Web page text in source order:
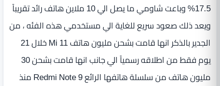
17.5% وباعت شاومي ما يصل الي 10 ملاين هاتف رائد تقريباً
ويعد ذلك صعود سريع للغاية الي مستخدمي هذه الفئه ، من
الجدير بالذكر انها قامت بشحن مليون هاتف Mi 11 خلال 21
يوم فقط من اطلاقه رسمياً الي جانب انها قامت بشحن 30
مليون هاتف من سلسلة هاتفها الرائع Redmi Note 9 منذ